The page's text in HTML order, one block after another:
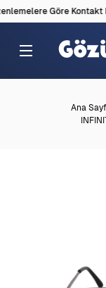
Göre Kontakt
Ana